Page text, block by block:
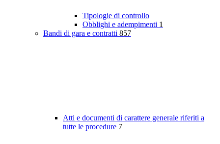
Tipologie di controllo
Obblighi e adempimenti 1
Bandi di gara e contratti 857
Atti e documenti di carattere generale riferiti a
tutte le procedure 7